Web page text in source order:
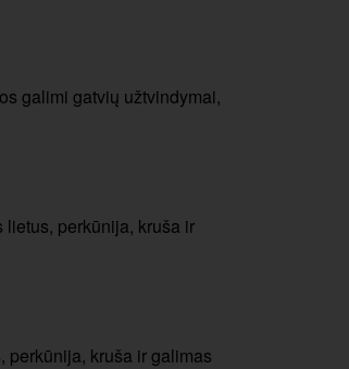
galimi gatvių užtvindymai,
perkūnija, kruša ir
perkūnija, kruša ir galimas